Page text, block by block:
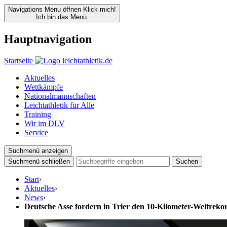
Navigations Menu öffnen Klick mich!
Ich bin das Menü.
Hauptnavigation
Startseite
Aktuelles
Wettkämpfe
Nationalmannschaften
Leichtathletik für Alle
Training
Wir im DLV
Service
Suchmenü anzeigen
Suchmenü schließen
Suchen
Start›
Aktuelles›
News›
Deutsche Asse fordern in Trier den 10-Kilometer-